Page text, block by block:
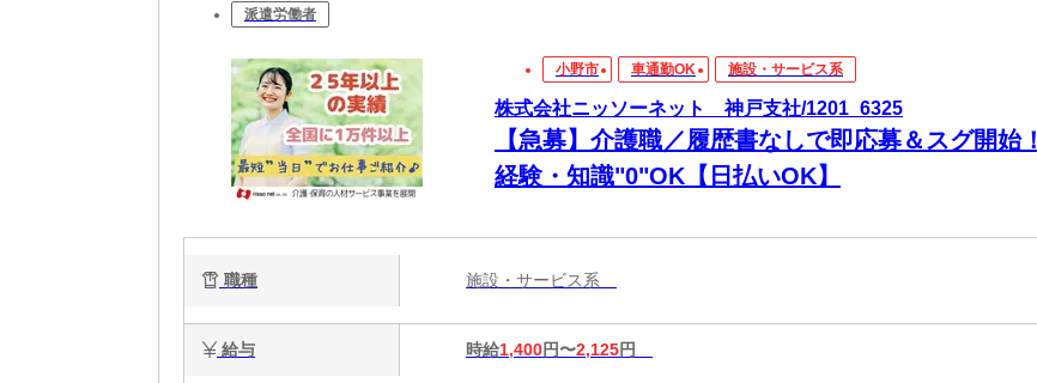
派遣労働者
小野市 車通勤OK 施設・サービス系
株式会社ニッソーネット 神戸支社/1201_6325
【急募】介護職／履歴書なしで即応募＆スグ開始！
経験・知識"0"OK【日払いOK】
職種 施設・サービス系
給与 時給1,400円〜2,125円